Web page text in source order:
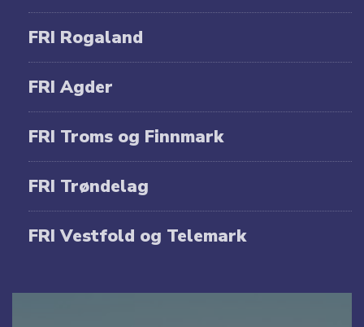
FRI Rogaland
FRI Agder
FRI Troms og Finnmark
FRI Trøndelag
FRI Vestfold og Telemark